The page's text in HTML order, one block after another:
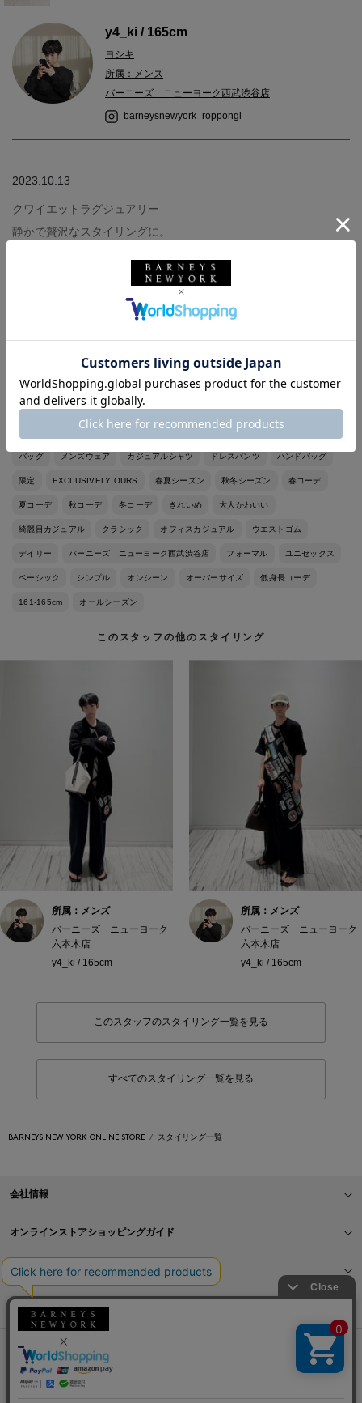
y4_ki / 165cm
ヨシキ
所属：メンズ
バーニーズ ニューヨーク西武渋谷店
barneysnewyork_roppongi
2023.10.13
クワイエットラグジュアリー
静かで贅沢なスタイリングに。
Tops: JIL SANDER (size38) 別注
Bottoms,Bag: THE ROW (sizeXS) 別注
Shoes: MAISON MARGIELA (私物)
THE ROW
バッグ メンズウェア カジュアルシャツ ドレスパンツ ハンドバッグ
限定 EXCLUSIVELY OURS 春夏シーズン 秋冬シーズン 春コーデ
夏コーデ 秋コーデ 冬コーデ きれいめ 大人かわいい
綺麗目カジュアル クラシック オフィスカジュアル ウエストゴム
デイリー バーニーズ ニューヨーク西武渋谷店 フォーマル ユニセックス
ベーシック シンプル オンシーン オーバーサイズ 低身長コーデ
161-165cm オールシーズン
このスタッフの他のスタイリング
所属：メンズ
バーニーズ ニューヨーク
六本木店
y4_ki / 165cm
所属：メンズ
バーニーズ ニューヨーク
六本木店
y4_ki / 165cm
このスタッフのスタイリング一覧を見る
すべてのスタイリング一覧を見る
BARNEYS NEW YORK ONLINE STORE スタイリング一覧
会社情報
オンラインストアショッピングガイド
店舗情報
サービス